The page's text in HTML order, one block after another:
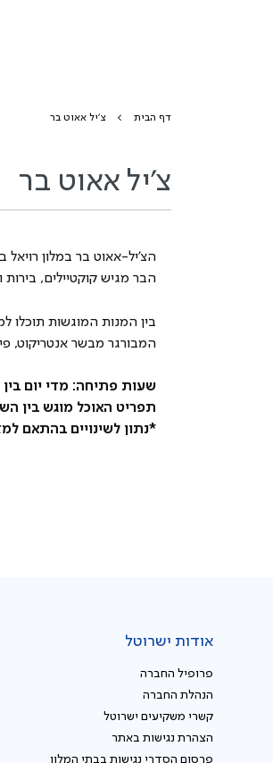
דף הבית צ'יל אאוט בר
צ'יל אאוט בר
הצ'יל-אאוט בר במלון
הבר מגיש קוקטיילים,
בין המנות המוגשות תוכלו
המבורגר מבשר אנטריקוט,
שעות פתיחה: מדי יום בין השעות
תפריט האוכל מוגש בין השעות
*נתון לשינויים בהתאם
אודות ישרוטל
פרופיל החברה
הנהלת החברה
קשרי משקיעים ישרוטל
הצהרת נגישות באתר
פרסום הסדרי נגישות בבתי המלון